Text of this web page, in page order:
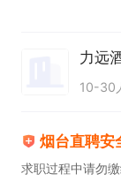
力远
10-30
烟台直聘安
求职过程中请勿